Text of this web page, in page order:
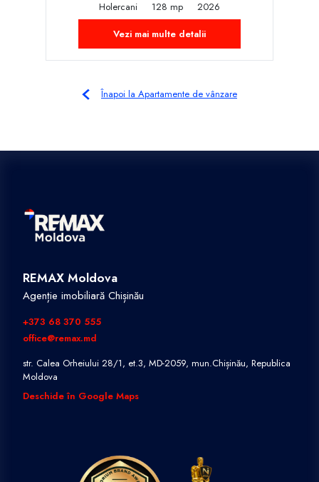
Holercani 128 mp
2026
Vezi mai multe detalii
Înapoi la Apartamente de vânzare
REMAX Moldova
Agenție imobiliară Chișinău
+373 68 370 555
office@remax.md
str. Calea Orheiului 28/1, et.3, MD-2059, mun.Chișinău, Republica
Moldova
Deschide în Google Maps